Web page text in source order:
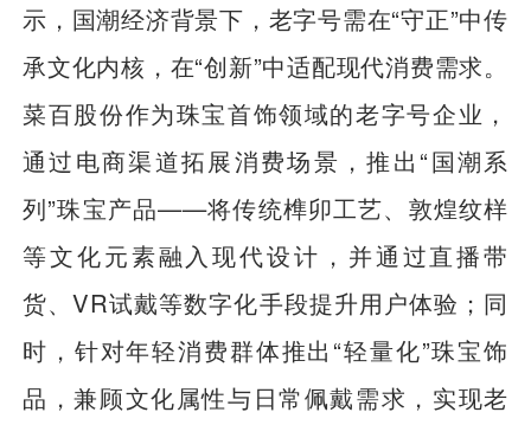
示，国潮经济背景下，老字号需在“守正”中传
承文化内核，在“创新”中适配现代消费需求。
菜百股份作为珠宝首饰领域的老字号企业，
通过电商渠道拓展消费场景，推出“国潮系
列”珠宝产品——将传统榫卯工艺、敦煌纹样
等文化元素融入现代设计，并通过直播带
货、VR试戴等数字化手段提升用户体验；同
时，针对年轻消费群体推出“轻量化”珠宝饰
品，兼顾文化属性与日常佩戴需求，实现老